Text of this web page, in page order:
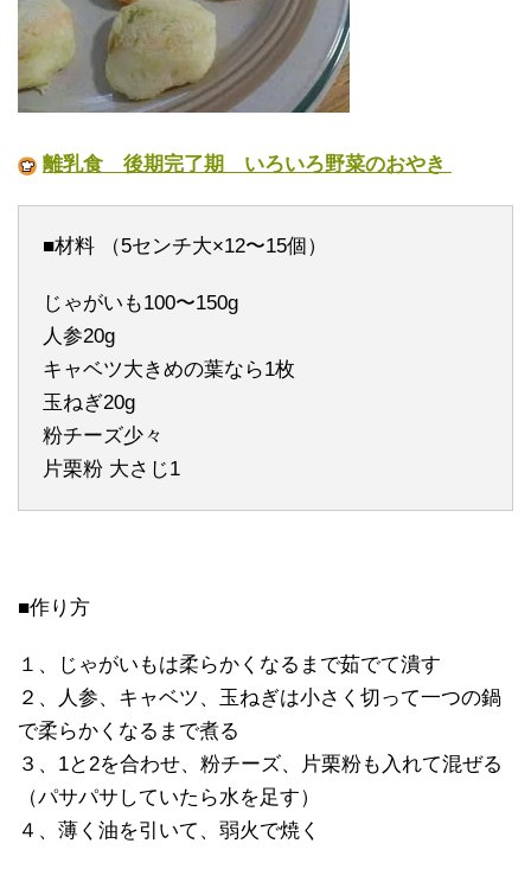
離乳食 後期完了期 いろいろ野菜のおやき
■材料 （5センチ大×12〜15個）
じゃがいも100〜150g
人参20g
キャベツ大きめの葉なら1枚
玉ねぎ20g
粉チーズ少々
片栗粉 大さじ1
■作り方
１、じゃがいもは柔らかくなるまで茹でて潰す
２、人参、キャベツ、玉ねぎは小さく切って一つの鍋
で柔らかくなるまで煮る
３、1と2を合わせ、粉チーズ、片栗粉も入れて混ぜる
（パサパサしていたら水を足す）
４、薄く油を引いて、弱火で焼く